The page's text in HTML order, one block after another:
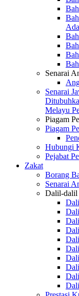
Senarai
Senarai
Melayu
Piagam
Piagam
Hubungi
Pejabat
Zakat
Borang
Senarai
Dalil-dalil